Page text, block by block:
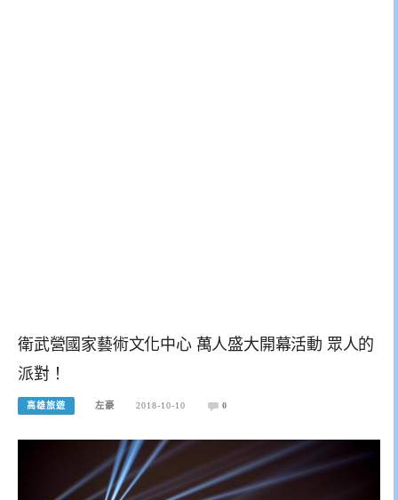
衛武營國家藝術文化中心 萬人盛大開幕活動 眾人的
派對！
高雄旅遊 左豪 2018-10-10 0